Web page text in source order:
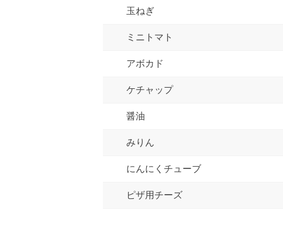
玉ねぎ
ミニトマト
アボカド
ケチャップ
醤油
みりん
にんにくチューブ
ピザ用チーズ